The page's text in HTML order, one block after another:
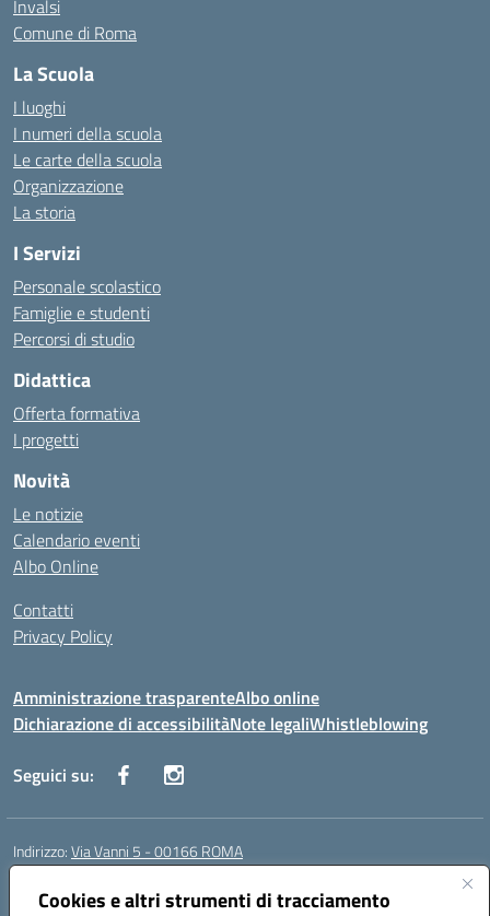
Cookies e altri strumenti di tracciamento
Invalsi
Comune di Roma
La Scuola
I luoghi
I numeri della scuola
Le carte della scuola
Organizzazione
La storia
I Servizi
Personale scolastico
Famiglie e studenti
Percorsi di studio
Didattica
Offerta formativa
I progetti
Novità
Le notizie
Calendario eventi
Albo Online
Contatti
Privacy Policy
Amministrazione trasparenteAlbo online
Dichiarazione di accessibilitàNote legaliWhistleblowing
Seguici su:
Indirizzo:Via Vanni 5 - 00166 ROMA
Centralino:
Posta elettronica certificata (PEC):RMIC86500P@pec.istruzione.it